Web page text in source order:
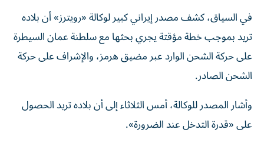
في السياق، كشف مصدر إيراني كبير لوكالة «رويترز» أن بلاده
تريد بموجب خطة مؤقتة يجري بحثها مع سلطنة عمان السيطرة
على حركة الشحن الوارد عبر مضيق هرمز، والإشراف على حركة
الشحن الصادر.
وأشار المصدر للوكالة، أمس الثلاثاء إلى أن بلاده تريد الحصول
على «قدرة التدخل عند الضرورة».